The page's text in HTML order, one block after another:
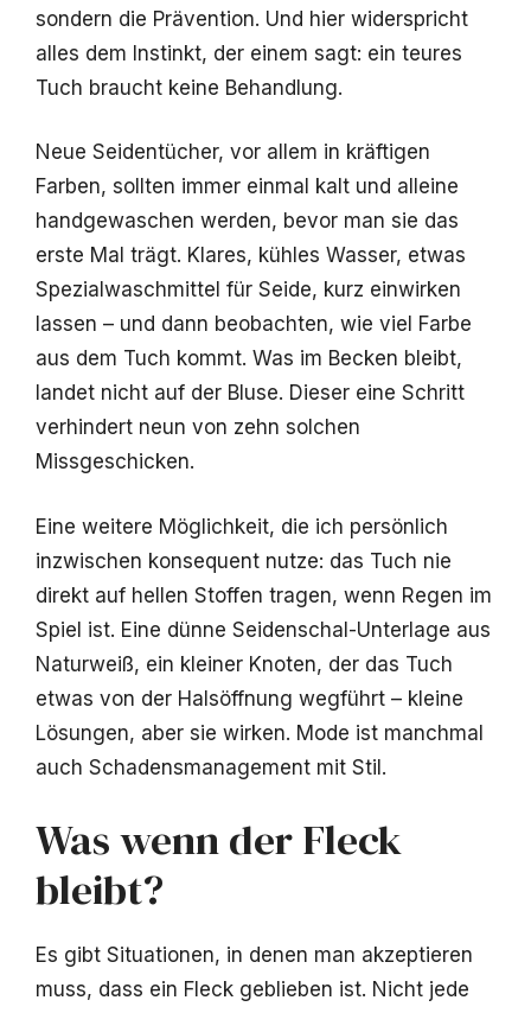
sondern die Prävention. Und hier widerspricht
alles dem Instinkt, der einem sagt: ein teures
Tuch braucht keine Behandlung.
Neue Seidentücher, vor allem in kräftigen
Farben, sollten immer einmal kalt und alleine
handgewaschen werden, bevor man sie das
erste Mal trägt. Klares, kühles Wasser, etwas
Spezialwaschmittel für Seide, kurz einwirken
lassen – und dann beobachten, wie viel Farbe
aus dem Tuch kommt. Was im Becken bleibt,
landet nicht auf der Bluse. Dieser eine Schritt
verhindert neun von zehn solchen
Missgeschicken.
Eine weitere Möglichkeit, die ich persönlich
inzwischen konsequent nutze: das Tuch nie
direkt auf hellen Stoffen tragen, wenn Regen im
Spiel ist. Eine dünne Seidenschal-Unterlage aus
Naturweiß, ein kleiner Knoten, der das Tuch
etwas von der Halsöffnung wegführt – kleine
Lösungen, aber sie wirken. Mode ist manchmal
auch Schadensmanagement mit Stil.
Was wenn der Fleck
bleibt?
Es gibt Situationen, in denen man akzeptieren
muss, dass ein Fleck geblieben ist. Nicht jede